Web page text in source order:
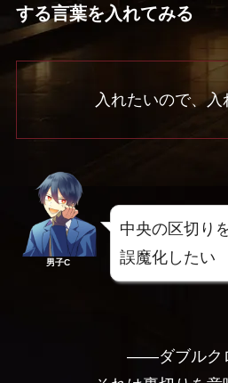
する言葉を入れてみる
入れたいので、入
男子C
中央の区切り
誤魔化したい
――ダブルク